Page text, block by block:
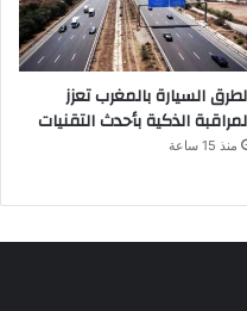
السيارة بالمغرب تعزز
الذكية بأحدث التقنيات
منذ 15 ساعة